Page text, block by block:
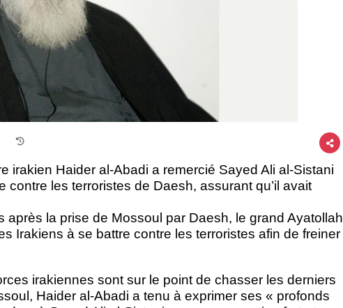
irakien Haider al-Abadi a remercié Sayed Ali al-Sistani
contre les terroristes de Daesh, assurant qu’il avait
après la prise de Mossoul par Daesh, le grand Ayatollah
Irakiens à se battre contre les terroristes afin de freiner
irakiennes sont sur le point de chasser les derniers
Haider al-Abadi a tenu à exprimer ses « profonds